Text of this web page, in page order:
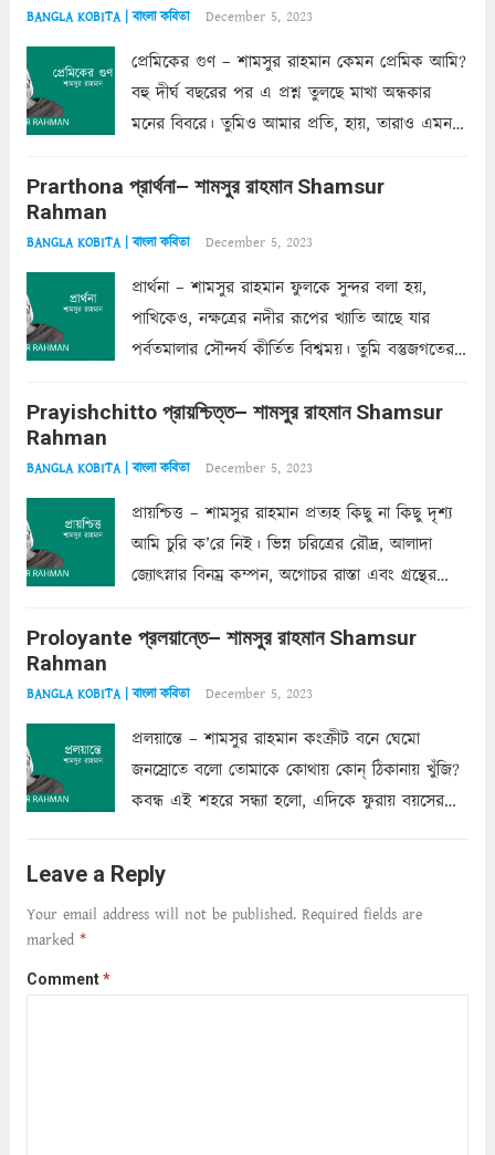
BANGLA KOBITA | বাংলা কবিতা December 5, 2023
প্রেমিকের গুণ – শামসুর রাহমান কেমন প্রেমিক আমি?
বহু দীর্ঘ বছরের পর এ প্রশ্ন তুলছে মাখা অন্ধকার
মনের বিবরে। তুমিও আমার প্রতি, হায়, তারাও এমন
একান্ত জরুরি- নইলে একটি দেয়াল নিমেষেই ভীষণ
Prarthona প্রার্থনা– শামসুর রাহমান Shamsur
Rahman
BANGLA KOBITA | বাংলা কবিতা December 5, 2023
প্রার্থনা – শামসুর রাহমান ফুলকে সুন্দর বলা হয়,
পাখিকেও, নক্ষত্রের নদীর রূপের খ্যাতি আছে যার
পর্বতমালার সৌন্দর্য কীর্তিত বিশ্বময়। তুমি বস্তুজগতের
তার সুষমায় পার্থক্য অনেক। তোমাকে সুন্দরী বলা চলে,
Prayishchitto প্রায়শ্চিত্ত– শামসুর রাহমান Shamsur
Rahman
BANGLA KOBITA | বাংলা কবিতা December 5, 2023
প্রায়শ্চিত্ত – শামসুর রাহমান প্রত্যহ কিছু না কিছু দৃশ্য
আমি চুরি ক’রে নিই। ভিন্ন চরিত্রের রৌদ্র, আলাদা
জ্যোৎস্নার বিনম্র কম্পন, অগোচর রাস্তা এবং গ্রন্থের
ছায়াচ্ছন্ন মোহন মিথুন মূর্তি, লোপামুদ্রা ভীষণ বিব্রত
Proloyante প্রলয়ান্তে– শামসুর রাহমান Shamsur
Rahman
BANGLA KOBITA | বাংলা কবিতা December 5, 2023
প্রলয়ান্তে – শামসুর রাহমান কংক্রীট বনে ঘেমো
জনস্রোতে বলো তোমাকে কোথায় কোন্‌ ঠিকানায় খুঁজি?
কবন্ধ এই শহরে সন্ধ্যা হলো, এদিকে ফুরায় বয়সের
আমার শরীরে সখ্য গড়ে, তোমার গহন ঊর্মিল যৌবন
আনে আশ্বন...
Leave a Reply
Your email address will not be published. Required fields are
marked *
Comment*